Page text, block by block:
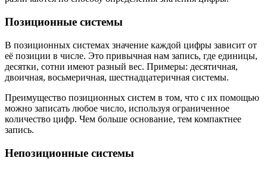
Позиционные системы
В позиционных системах значение каждой цифры зависит от
её позиции в числе. Это привычная нам запись, где единицы,
десятки, сотни имеют разный вес. Примеры: десятичная,
двоичная, восьмеричная, шестнадцатеричная системы.
Преимущество позиционных систем в том, что с их помощью
можно записать любое число, используя ограниченное
количество цифр. Чем больше основание, тем компактнее
запись.
Непозиционные системы